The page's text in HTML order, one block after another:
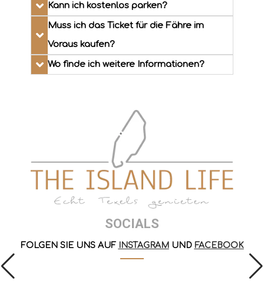
Kann ich kostenlos parken?
Muss ich das Ticket für die Fähre im
Voraus kaufen?
Wo finde ich weitere Informationen?
SOCIALS
FOLGEN SIE UNS AUF INSTAGRAM UND FACEBOOK